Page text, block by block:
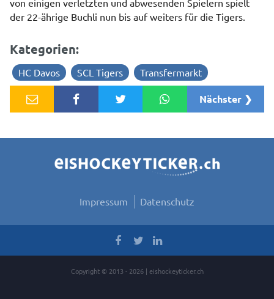
der 22-ährige Buchli nun bis auf weiters für die Tigers.
Kategorien:
HC Davos SCL Tigers Transfermarkt
Nächster ❯
Impressum Datenschutz
Copyright © 2013 - 2026 | eishockeyticker.ch